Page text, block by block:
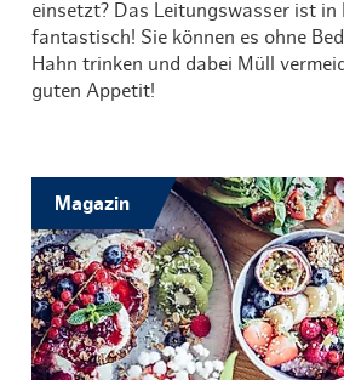
einsetzt? Das Leitungswasser ist in
fantastisch! Sie können es ohne
Hahn trinken und dabei Müll
guten Appetit!
Magazin